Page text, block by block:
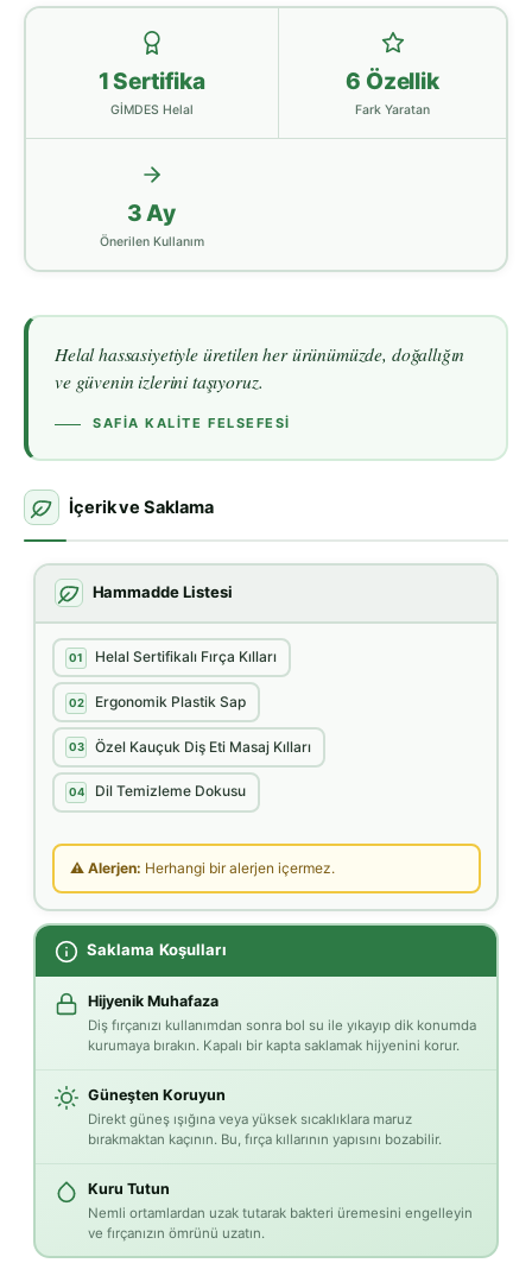
1 Sertifika
GİMDES Helal
6 Özellik
Fark Yaratan
3 Ay
Önerilen Kullanım
Helal hassasiyetiyle üretilen her ürünümüzde, doğallığın
ve güvenin izlerini taşıyoruz.
SAFIA KALITE FELSEFESI
İçerik ve Saklama
Hammadde Listesi
01 Helal Sertifikalı Fırça Kılları
02 Ergonomik Plastik Sap
03 Özel Kauçuk Diş Eti Masaj Kılları
04 Dil Temizleme Dokusu
⚠ Alerjen: Herhangi bir alerjen içermez.
Saklama Koşulları
Hijyenik Muhafaza
Diş fırçanızı kullanımdan sonra bol su ile yıkayıp dik konumda
kurumaya bırakın. Kapalı bir kapta saklamak hijyenini korur.
Güneşten Koruyun
Direkt güneş ışığına veya yüksek sıcaklıklara maruz
bırakmaktan kaçının. Bu, fırça kıllarının yapısını bozabilir.
Kuru Tutun
Nemli ortamlardan uzak tutarak bakteri üremesini engelleyin
ve fırçanızın ömrünü uzatın.